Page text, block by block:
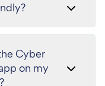
Cyber
on my